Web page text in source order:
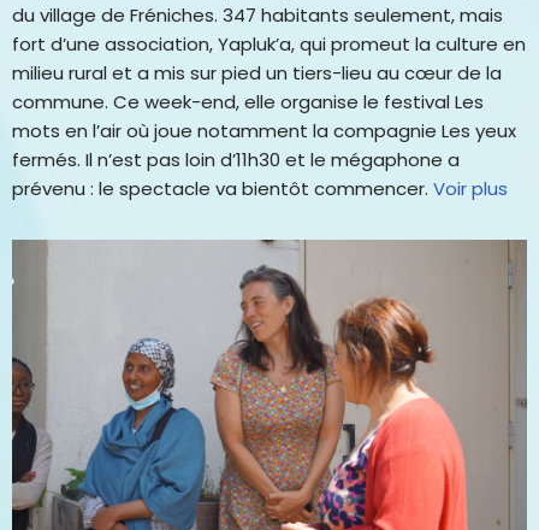
du village de Fréniches. 347 habitants seulement, mais
fort d’une association, Yapluk’a, qui promeut la culture en
milieu rural et a mis sur pied un tiers-lieu au cœur de la
commune. Ce week-end, elle organise le festival Les
mots en l’air où joue notamment la compagnie Les yeux
fermés. Il n’est pas loin d’11h30 et le mégaphone a
prévenu : le spectacle va bientôt commencer. Voir plus